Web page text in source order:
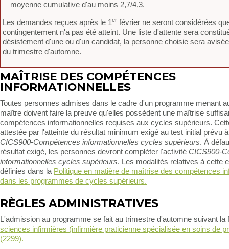
moyenne cumulative d'au moins 2,7/4,3.
Les demandes reçues après le 1 er février ne seront considérées
contingentement n'a pas été atteint. Une liste d'attente sera
désistement d'une ou d'un candidat, la personne choisie sera
du trimestre d'automne.
MAÎTRISE DES COMPÉTENCES
INFORMATIONNELLES
Toutes personnes admises dans le cadre d'un programme menant
maître doivent faire la preuve qu'elles possèdent une maîtrise
compétences informationnelles requises aux cycles supérieurs.
attestée par l'atteinte du résultat minimum exigé au test initial prévu
CICS900-Compétences informationnelles cycles supérieurs. À
résultat exigé, les personnes devront compléter l'activité CICS900-
informationnelles cycles supérieurs. Les modalités relatives à cette
définies dans la Politique en matière de maîtrise des compétences
dans les programmes de cycles supérieurs.
RÈGLES ADMINISTRATIVES
L'admission au programme se fait au trimestre d'automne suivant la
sciences infirmières (infirmière praticienne spécialisée en soins de
(2299).